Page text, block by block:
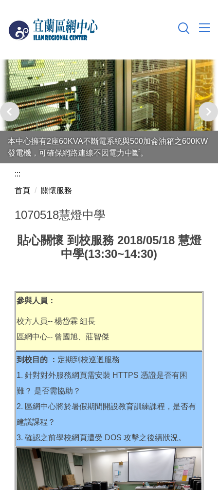
主
容
區
本中心擁有2座60KVA不斷電系統與500加侖油箱之600KW
發電機，可確保網路連線不因電力中斷。
:::
首頁
關懷服務
1070518慧燈中學
貼心關懷 到校服務 2018/05/18 慧燈
中學(13:30~14:30)
參與人員：
校方人員-- 楊岱霖 組長
區網中心-- 曾國旭、莊智傑
到校目的 ： 定期到校巡迴服務
1. 針對對外服務網頁需安裝 HTTPS 憑證是否有困
難？ 是否需協助？
2. 區網中心將於暑假期間開設教育訓練課程，是否有
建議課程？
3. 確認之前學校網頁遭受 DOS 攻擊之後續狀況。